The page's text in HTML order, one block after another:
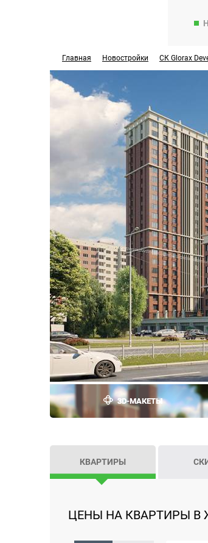
Главная Новостройки СК Glorax
3D-МАКЕТЫ
КВАРТИРЫ
ЦЕНЫ НА КВАРТИРЫ В